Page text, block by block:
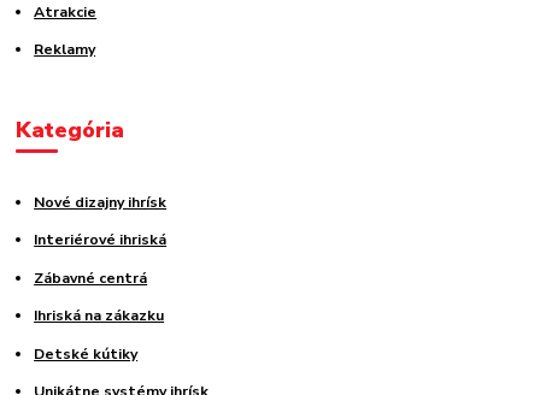
Atrakcie
Reklamy
Kategória
Nové dizajny ihrísk
Interiérové ihriská
Zábavné centrá
Ihriská na zákazku
Detské kútiky